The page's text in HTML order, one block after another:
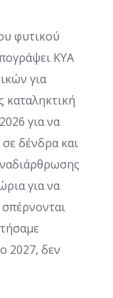
φυτικού
ΚΥΑ
για
για να
δένδρα και
για να
2027, δεν